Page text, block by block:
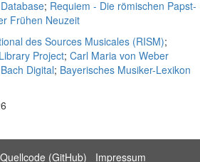
; Requiem - Die römischen Papst-
Frühen Neuzeit
des Sources Musicales (RISM);
Project; Carl Maria von Weber
Bach Digital; Bayerisches Musiker-Lexikon
Quellcode (GitHub) Impressum